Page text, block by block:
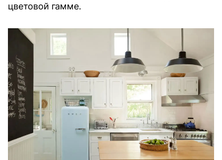
цветовой гамме.